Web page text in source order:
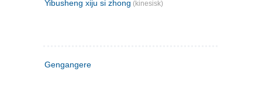
Yibusheng xiju si zhong (kinesisk)
Gengangere